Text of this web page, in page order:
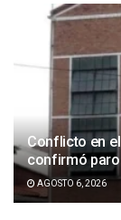
Conflicto en el
confirmó paro
AGOSTO 6, 2026